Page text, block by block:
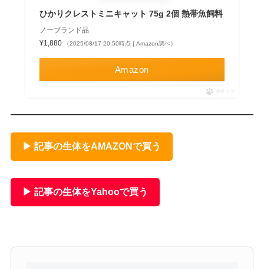
ひかりクレストミニキャット 75g 2個 熱帯魚飼料
ノーブランド品
¥1,880
（2025/08/17 20:50時点 | Amazon調べ）
Amazon
ポチップ
▶ 記事の生体をAMAZONで買う
▶ 記事の生体をYahooで買う